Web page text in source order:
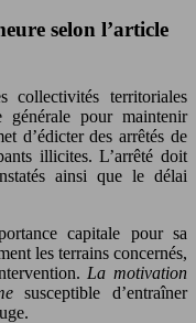
selon l’article
collectivités territoriales
pour maintenir
d’édicter des arrêtés de
illicites. L’arrêté doit
ainsi que le délai
capitale pour sa
les terrains concernés,
La motivation
susceptible d’entraîner